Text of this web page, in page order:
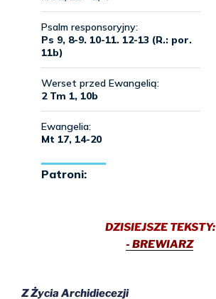
DZISIEJSZE TEKSTY:
- BREWIARZ
Z Życia Archidiecezji